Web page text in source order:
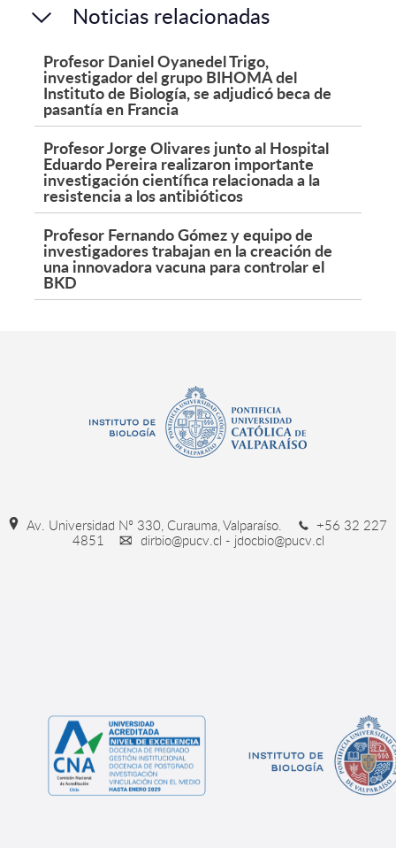
Noticias relacionadas
Profesor Daniel Oyanedel Trigo,
investigador del grupo BIHOMA del
Instituto de Biología, se adjudicó beca de
pasantía en Francia
Profesor Jorge Olivares junto al Hospital
Eduardo Pereira realizaron importante
investigación científica relacionada a la
resistencia a los antibióticos
Profesor Fernando Gómez y equipo de
investigadores trabajan en la creación de
una innovadora vacuna para controlar el
BKD
Av. Universidad Nº 330, Curauma, Valparaíso.
+56 32 227
4851
dirbio@pucv.cl - jdocbio@pucv.cl